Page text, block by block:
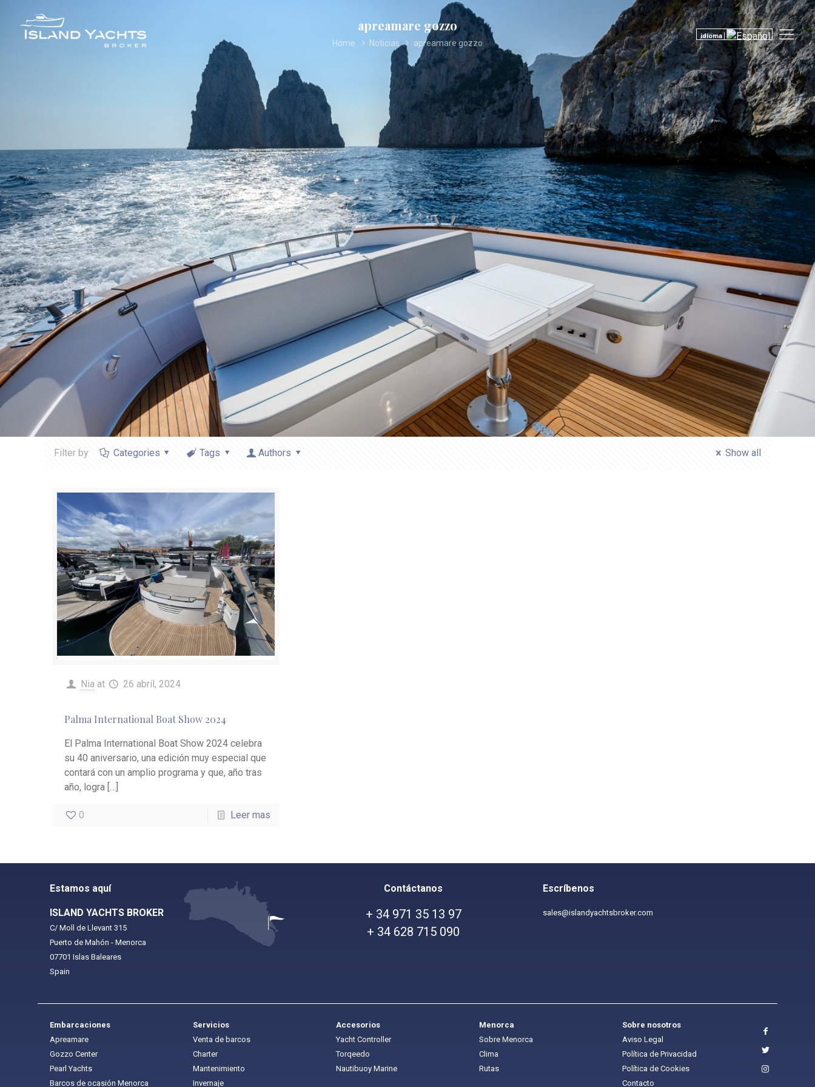
idioma
apreamare gozzo
Home Noticias apreamare gozzo
Filter by Categories Tags Authors Show all
Nia at 26 abril, 2024
Palma International Boat Show 2024
El Palma International Boat Show 2024 celebra
su 40 aniversario, una edición muy especial que
contará con un amplio programa y que, año tras
año, logra […]
0 Leer mas
Estamos aquí
ISLAND YACHTS BROKER
C/ Moll de Llevant 315
Puerto de Mahón - Menorca
07701 Islas Baleares
Spain
Contáctanos
+ 34 971 35 13 97
+ 34 628 715 090
Escríbenos
sales@islandyachtsbroker.com
Embarcaciones
Apreamare
Gozzo Center
Pearl Yachts
Barcos de ocasión Menorca
Servicios
Venta de barcos
Charter
Mantenimiento
Invernaje
Accesorios
Yacht Controller
Torqeedo
Nautibuoy Marine
Menorca
Sobre Menorca
Clima
Rutas
Sobre nosotros
Aviso Legal
Política de Privacidad
Política de Cookies
Contacto